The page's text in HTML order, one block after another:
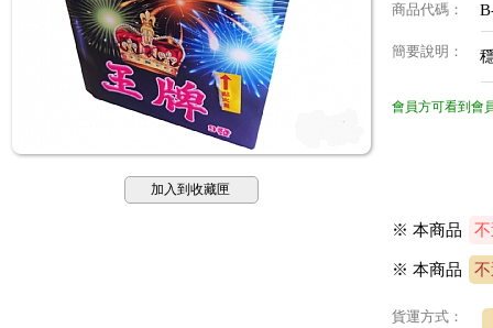
加入到收藏匣
商品代碼 ：
簡要說明 ：
會員方可看到會
※ 本商品
※本商品
貨運方式：